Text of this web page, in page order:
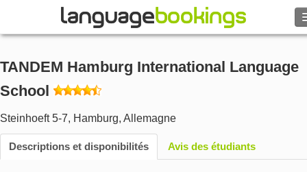
PARCOURIR
Se connecter
TANDEM Hamburg International Language
School
Steinhoeft 5-7, Hamburg, Allemagne
Descriptions et disponibilités Avis des étudiants